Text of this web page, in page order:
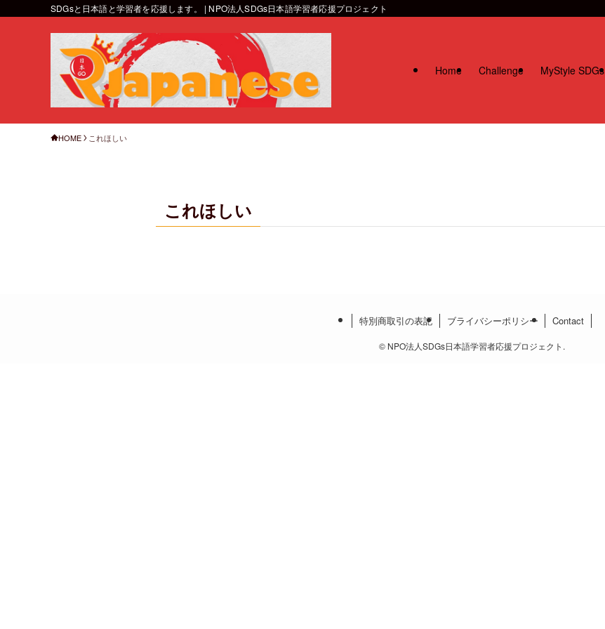
SDGsと日本語と学習者を応援します。 | NPO法人SDGs日本語学習者応援プロジェクト
Home Challenge MyStyle SDGs
HOME これほしい
これほしい
特別商取引の表記 ブライバシーポリシー Contact
©NPO法人SDGs日本語学習者応援プロジェクト.